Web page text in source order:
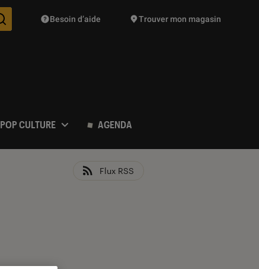
Des suggestions de produits vont vous être proposées
Besoin d’aide Trouver mon magasin
POP CULTURE AGENDA
Flux RSS